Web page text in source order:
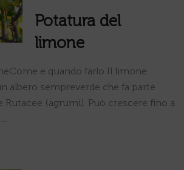
Potatura del
limone
e quando farlo Il limone
albero sempreverde che fa parte
Rutacee (agrumi). Può crescere fino a